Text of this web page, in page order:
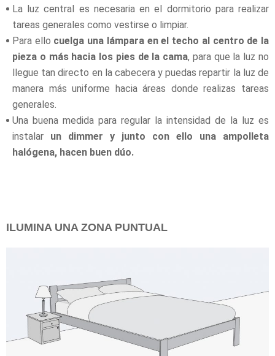
La luz central es necesaria en el dormitorio para realizar
tareas generales como vestirse o limpiar.
Para ello cuelga una lámpara en el techo al centro de la
pieza o más hacia los pies de la cama, para que la luz no
llegue tan directo en la cabecera y puedas repartir la luz de
manera más uniforme hacia áreas donde realizas tareas
generales.
Una buena medida para regular la intensidad de la luz es
instalar un dimmer y junto con ello una ampolleta
halógena, hacen buen dúo.
ILUMINA UNA ZONA PUNTUAL